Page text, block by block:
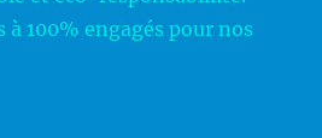
à 100% engagés pour nos